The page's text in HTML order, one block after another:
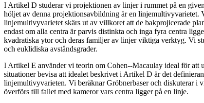
I Artikel D studerar vi projektionen av linjer i rummet på en
höljet av denna projektionsavbildning är en linjemultivyvarietet.
linjemultivyvarietet skärs ut av villkoret att de bakprojicerade
endast om alla centra är parvis distinkta och inga fyra centra
kvadratiska ytor och deras familjer av linjer viktiga verktyg. Vi
och euklidiska avståndsgrader.
I Artikel E använder vi teorin om Cohen--Macaulay ideal för att
situationer bevisa att idealet beskrivet i Artikel D är det
linjemultivyvarieten. Vi beräknar Gröbnerbaser och diskuterar i
överförs till fallet med kameror vars centra ligger på en linje.